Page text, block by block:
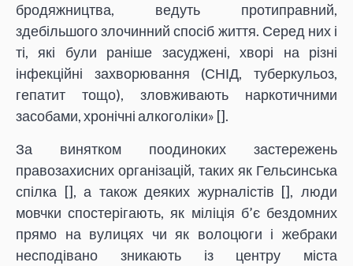
бродяжництва, ведуть протиправний,
здебільшого злочинний спосіб життя. Серед них і
ті, які були раніше засуджені, хворі на різні
інфекційні захворювання (СНІД, туберкульоз,
гепатит тощо), зловживають наркотичними
засобами, хронічні алкоголіки» [].
За винятком поодиноких застережень
правозахисних організацій, таких як Гельсинська
спілка [], а також деяких журналістів [], люди
мовчки спостерігають, як міліція б’є бездомних
прямо на вулицях чи як волоцюги і жебраки
несподівано зникають із центру міста